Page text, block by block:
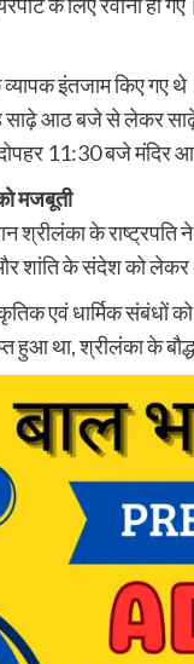
के व्यापक इंतजाम किए
साढ़े आठ बजे से लेकर
11:30 बजे मंदिर
मजबूती
श्रीलंका के
शांति के संदेश को लेकर
एवं धार्मिक संबंधों
हुआ था, श्रीलंका के